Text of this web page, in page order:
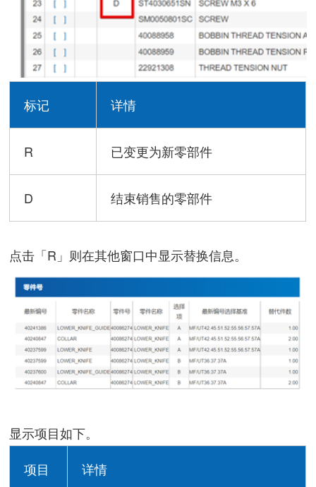
标记 详情
R 已变更为新零部件
D 结束销售的零部件
点击「R」则在其他窗口中显示替换信息。
显示项目如下。
项目
详情